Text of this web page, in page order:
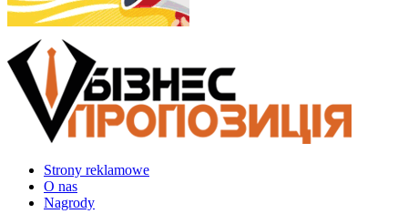
Strony reklamowe
O nas
Nagrody